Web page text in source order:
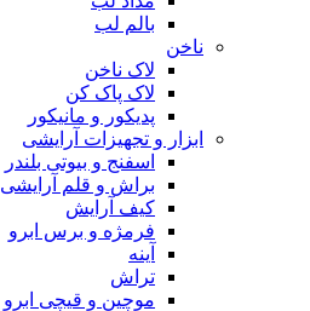
بالم لب
ناخن
لاک ناخن
لاک پاک کن
پدیکور و مانیکور
ابزار و تجهیزات آرایشی
اسفنج و بیوتی بلندر
براش و قلم آرایشی
کیف آرایش
فرمژه و برس ابرو
آینه
تراش
موچین و قیچی ابرو